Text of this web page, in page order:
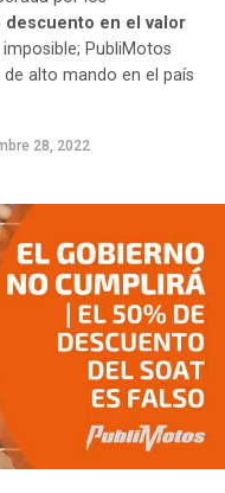
descuento en el valor
PubliMotos
alto mando en el país
28, 2022